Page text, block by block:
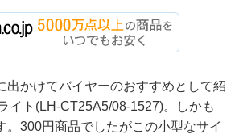
出かけてバイヤーのおすすめとして紹
イト(LH-CT25A5/08-1527)。しかも
。300円商品でしたがこの小型なサイ